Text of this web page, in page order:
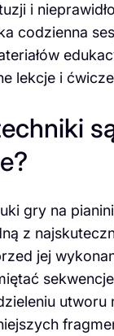
i
codzienna
lekcje i
gry na
z
jej